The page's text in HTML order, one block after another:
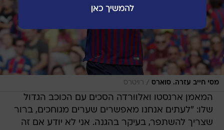
מסי חייב עזרה. סוארס / רויטרס
המאמן ארנסטו ואלוורדה הסכים עם הכוכב הגדול
שלו: "לעתים אנחנו מאפשרים שערים מגוחכים, ברור
שצריך להשתפר, בעיקר בהגנה. אני לא יודע אם זה